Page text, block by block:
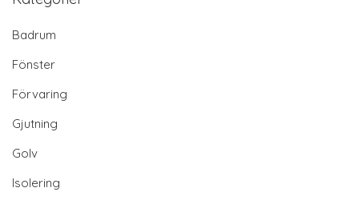
Badrum
Fönster
Förvaring
Gjutning
Golv
Isolering